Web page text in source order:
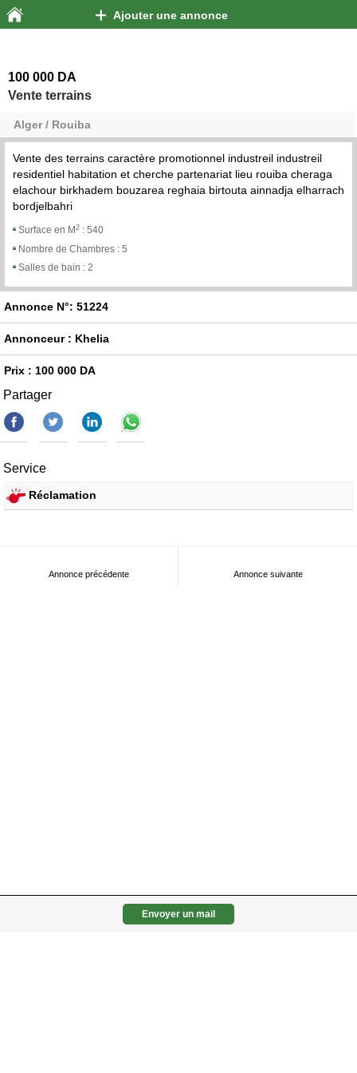
Ajouter une annonce
100 000 DA
Vente terrains
Alger / Rouiba
Vente des terrains caractère promotionnel industreil industreil
residentiel habitation et cherche partenariat lieu rouiba cheraga
elachour birkhadem bouzarea reghaia birtouta ainnadja elharrach
bordjelbahri
Surface en M 2: 540
Nombre de Chambres : 5
Salles de bain : 2
Annonce N°: 51224
Annonceur : Khelia
Prix : 100 000 DA
Partager
Service
Réclamation
Annonce précédente Annonce suivante
Envoyer un mail